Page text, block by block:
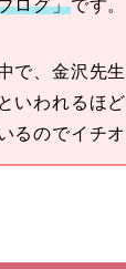
ログ」です。
で、金沢先
いわれるほ
るのでイチオ